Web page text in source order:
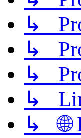
↳
↳
↳
↳
↳ 🌐